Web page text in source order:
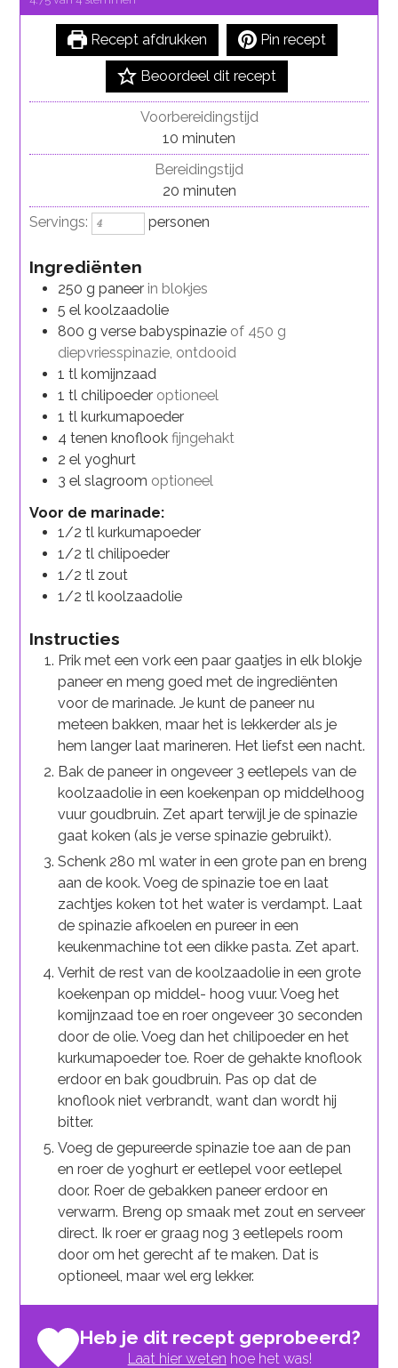
Recept afdrukken Pin recept
Beoordeel dit recept
Voorbereidingstijd
10 minuten
minuten
Bereidingstijd
20minuten
minuten
Servings:
personen
Ingrediënten
250 g paneer in blokjes
5 el koolzaadolie
800 g verse babyspinazie of 450 g
diepvriesspinazie, ontdooid
1 tl komijnzaad
1 tl chilipoeder optioneel
1 tl kurkumapoeder
4 tenen knoflook fijngehakt
2 el yoghurt
3 el slagroom optioneel
Voor de marinade:
1/2 tl kurkumapoeder
1/2 tl chilipoeder
1/2 tl zout
1/2 tl koolzaadolie
Instructies
Prik met een vork een paar gaatjes in elk blokje
paneer en meng goed met de ingrediënten
voor de marinade. Je kunt de paneer nu
meteen bakken, maar het is lekkerder als je
hem langer laat marineren. Het liefst een nacht.
Bak de paneer in ongeveer 3 eetlepels van de
koolzaadolie in een koekenpan op middelhoog
vuur goudbruin. Zet apart terwijl je de spinazie
gaat koken (als je verse spinazie gebruikt).
Schenk 280 ml water in een grote pan en breng
aan de kook. Voeg de spinazie toe en laat
zachtjes koken tot het water is verdampt. Laat
de spinazie afkoelen en pureer in een
keukenmachine tot een dikke pasta. Zet apart.
Verhit de rest van de koolzaadolie in een grote
koekenpan op middel- hoog vuur. Voeg het
komijnzaad toe en roer ongeveer 30 seconden
door de olie. Voeg dan het chilipoeder en het
kurkumapoeder toe. Roer de gehakte knoflook
erdoor en bak goudbruin. Pas op dat de
knoflook niet verbrandt, want dan wordt hij
bitter.
Voeg de gepureerde spinazie toe aan de pan
en roer de yoghurt er eetlepel voor eetlepel
door. Roer de gebakken paneer erdoor en
verwarm. Breng op smaak met zout en serveer
direct. Ik roer er graag nog 3 eetlepels room
door om het gerecht af te maken. Dat is
optioneel, maar wel erg lekker.
Heb je dit recept geprobeerd?
Laat hier weten hoe het was!